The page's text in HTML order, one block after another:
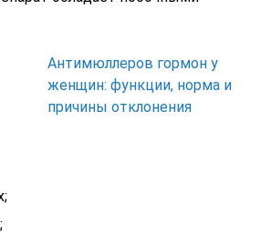
Антимюллеров гормон у
женщин: функции, норма и
причины отклонения